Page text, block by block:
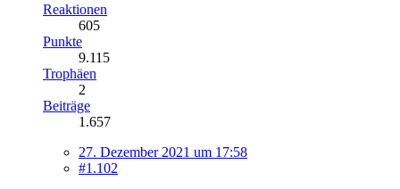
Reaktionen
605
Punkte
9.115
Trophäen
2
Beiträge
1.657
27. Dezember 2021 um 17:58
#1.102